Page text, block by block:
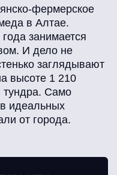
фермерское
в Алтае.
занимается
И дело не
заглядывают
высоте 1 210
тундра. Само
идеальных
от города.